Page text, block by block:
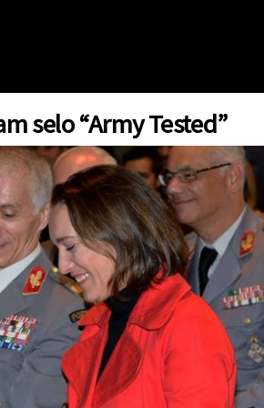
selo “Army Tested”